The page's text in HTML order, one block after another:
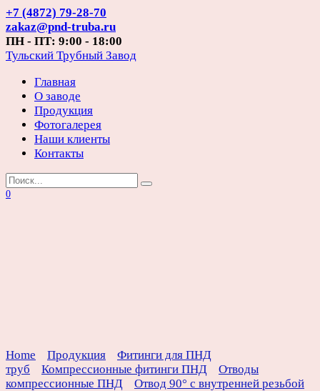
Перейти
к
содержанию
+7 (4872) 79-28-70
zakaz@pnd-truba.ru
ПН - ПТ: 9:00 - 18:00
Тульский Трубный Завод
Главная
О заводе
Продукция
Фотогалерея
Наши клиенты
Контакты
Search
for:
0
Home Продукция
Фитинги для ПНД
труб
Компрессионные фитинги ПНД
Отводы
компрессионные ПНД
Отвод 90° с внутренней резьбой